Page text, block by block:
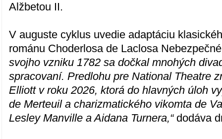
Alžbetou II.
V auguste cyklus uvedie adaptáciu
románu Choderlosa de Laclosa
svojho vzniku 1782 sa dočkal mnohých
spracovaní. Predlohu pre National Theatre
Elliott v roku 2026, ktorá do hlavných úloh
de Merteuil a charizmatického vikomta de
Lesley Manville a Aidana Turnera,“ dodáva